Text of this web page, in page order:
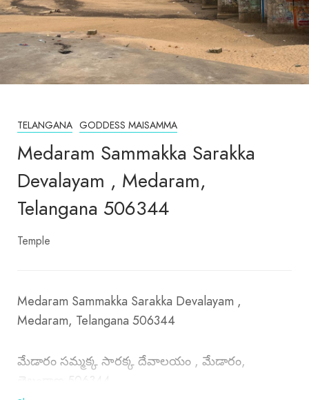
TELANGANA GODDESS MAISAMMA
Medaram Sammakka Sarakka
Devalayam , Medaram,
Telangana 506344
Temple
Medaram Sammakka Sarakka Devalayam ,
Medaram, Telangana 506344
మేడారం సమ్మక్క సారక్క దేవాలయం , మేడారం,
తెలంగాణ 506344